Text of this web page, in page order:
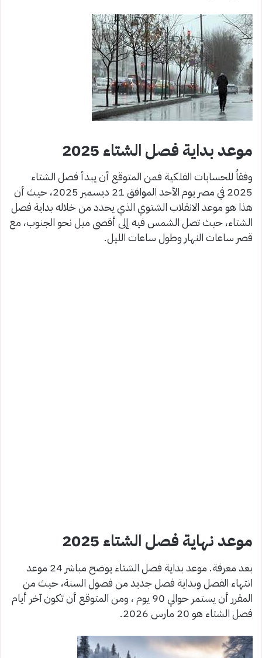
موعد بداية فصل الشتاء 2025
وفقاً للحسابات الفلكية فمن المتوقع أن يبدأ فصل الشتاء
2025 في مصر يوم الأحد الموافق 21 ديسمبر 2025، حيث أن
هذا هو موعد الانقلاب الشتوي الذي يحدد من خلاله بداية فصل
الشتاء، حيث تصل الشمس فيه إلى أقصى ميل نحو الجنوب، مع
قصر ساعات النهار وطول ساعات الليل.
موعد نهاية فصل الشتاء 2025
بعد معرفة. موعد بداية فصل الشتاء يوضح مباشر 24 موعد
انتهاء الفصل وبداية فصل جديد من فصول السنة، حيث من
المقرر أن يستمر حوالي 90 يوم ، ومن المتوقع أن تكون آخر أيام
فصل الشتاء هو 20 مارس 2026.